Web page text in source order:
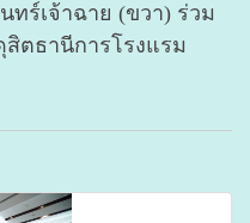
ทร์เจ้าฉาย (ขวา) ร่วม
ตธานีการโรงแรม